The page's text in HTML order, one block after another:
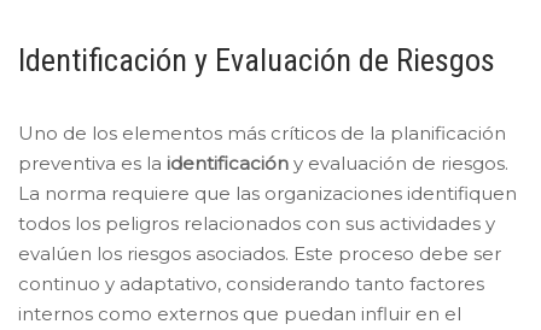
Identificación y Evaluación de Riesgos
Uno de los elementos más críticos de la planificación
preventiva es la identificación y evaluación de riesgos.
La norma requiere que las organizaciones identifiquen
todos los peligros relacionados con sus actividades y
evalúen los riesgos asociados. Este proceso debe ser
continuo y adaptativo, considerando tanto factores
internos como externos que puedan influir en el